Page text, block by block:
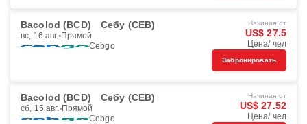
Bacolod (BCD) Себу (CEB)
вс, 16 авг. Прямой
Cebgo
Начиная от
US$ 27.5
Цена/ чел
Забронировать
Bacolod (BCD) Себу (CEB)
сб, 15 авг. Прямой
Cebgo
Начиная от
US$ 27.52
Цена/ чел